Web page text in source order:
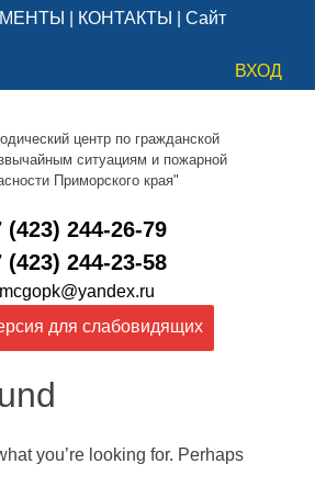
КОНТАКТЫ
Сайт
ВХОД
центр по гражданской
ситуациям и пожарной
Приморского края"
(423) 244-26-79
(423) 244-23-58
для слабовидящих
you’re looking for. Perhaps